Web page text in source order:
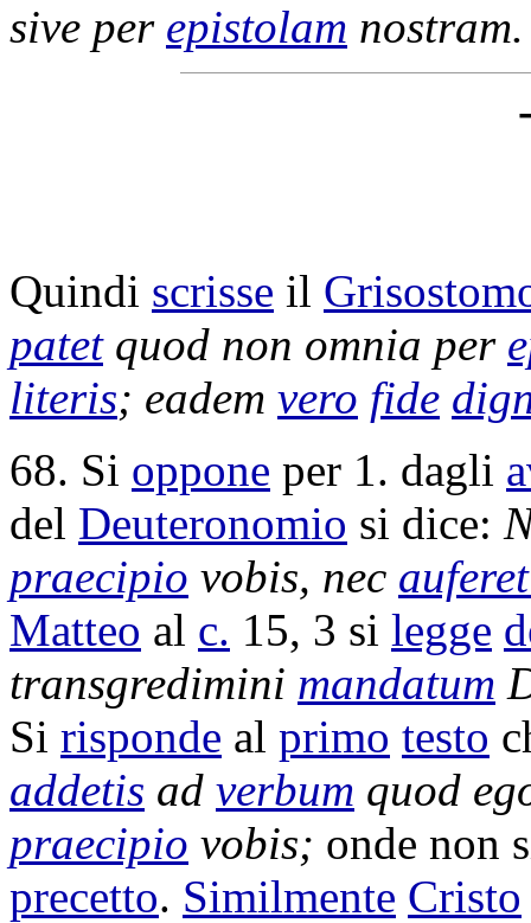
sive per epistolam nostram.
Quindi scrisse il
patetquod non omnia per
literis; eadem vero fide
68. Si oppone per 1. dagli
del Deuteronomio si dice:
praecipio vobis, nec
Matteo al c. 15, 3 si legge
transgredimini mandatum
Si risponde al primo testo
addetis ad verbum quod
praecipio vobis; onde non
precetto. Similmente Cristo